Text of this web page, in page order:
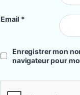
Email *
Enregistrer mon
navigateur pour